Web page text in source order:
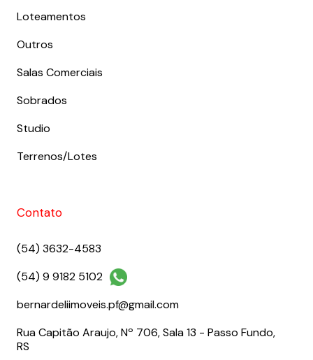
Loteamentos
Outros
Salas Comerciais
Sobrados
Studio
Terrenos/Lotes
Contato
(54) 3632-4583
(54) 9 9182 5102
bernardeliimoveis.pf@gmail.com
Rua Capitão Araujo, Nº 706, Sala 13 - Passo Fundo,
RS